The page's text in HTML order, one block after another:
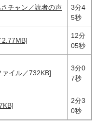
チャン／読者の声
3分4
5秒
2.77MB]
12分
05秒
イル／732KB]
3分0
7秒
2分3
0秒